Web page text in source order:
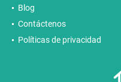
Servicios
Blog
Contáctenos